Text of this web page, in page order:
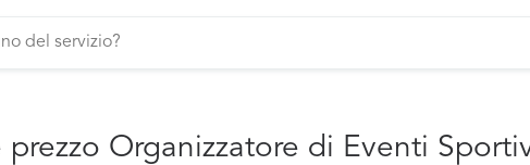
prezzo Organizzatore di Eventi